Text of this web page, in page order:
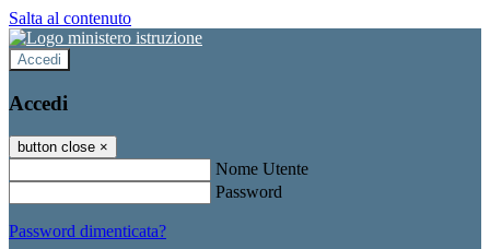
Salta al contenuto
Accedi
Accedi
button close ×
Nome Utente
Password
Password dimenticata?